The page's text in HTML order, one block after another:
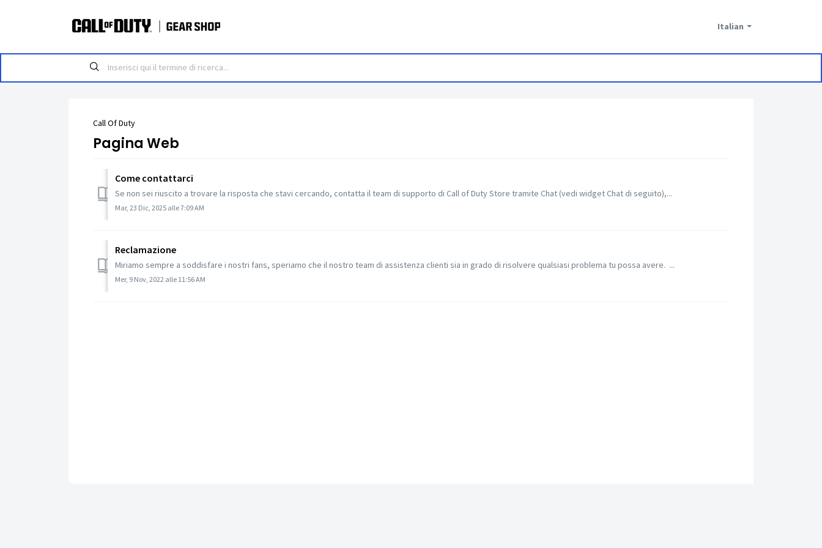
Italian
Call Of Duty
Pagina Web
Come contattarci
Se non sei riuscito a trovare la risposta che stavi cercando, contatta il team di supporto di Call of Duty Store tramite Chat (vedi widget Chat di seguito),...
Mar, 23 Dic, 2025 alle 7:09 AM
Reclamazione
Miriamo sempre a soddisfare i nostri fans, speriamo che il nostro team di assistenza clienti sia in grado di risolvere qualsiasi problema tu possa avere. ...
Mer, 9 Nov, 2022 alle 11:56 AM